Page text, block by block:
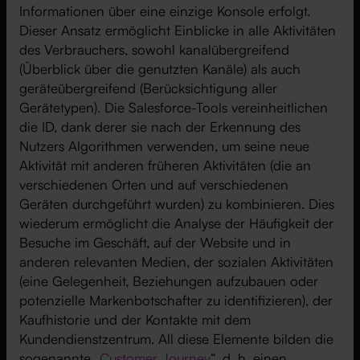
Informationen über eine einzige Konsole erfolgt.
Dieser Ansatz ermöglicht Einblicke in alle Aktivitäten
des Verbrauchers, sowohl kanalübergreifend
(Überblick über die genutzten Kanäle) als auch
geräteübergreifend (Berücksichtigung aller
Gerätetypen). Die Salesforce-Tools vereinheitlichen
die ID, dank derer sie nach der Erkennung des
Nutzers Algorithmen verwenden, um seine neue
Aktivität mit anderen früheren Aktivitäten (die an
verschiedenen Orten und auf verschiedenen
Geräten durchgeführt wurden) zu kombinieren. Dies
wiederum ermöglicht die Analyse der Häufigkeit der
Besuche im Geschäft, auf der Website und in
anderen relevanten Medien, der sozialen Aktivitäten
(eine Gelegenheit, Beziehungen aufzubauen oder
potenzielle Markenbotschafter zu identifizieren), der
Kaufhistorie und der Kontakte mit dem
Kundendienstzentrum. All diese Elemente bilden die